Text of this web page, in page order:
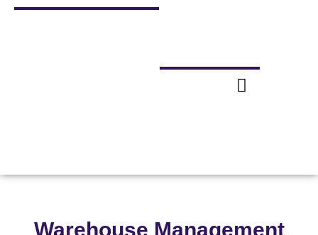
Warehouse Management